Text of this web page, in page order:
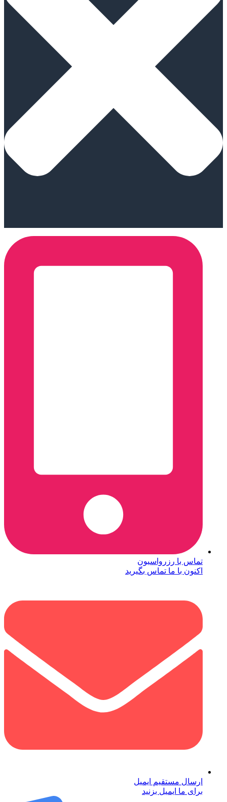
تماس با رزرواسیون
اکنون با ما تماس بگیرید
ارسال مستقیم ایمیل
برای ما ایمیل بزنید